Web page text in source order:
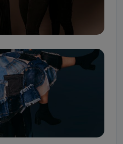
danych osobowych,
od Telewizji Kablowa
Ostrów Wielkopolski (63-
do danych osobowych
ich kopii, a także
oraz prawo wniesienia
osobowe będą
jeśli dane będą
uzasadnionego celu
wniesienia sprzeciwu.
przetwarzamy?